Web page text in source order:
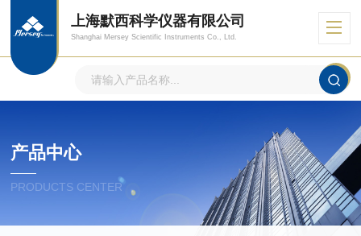
上海默西科学仪器有限公司
Shanghai Mersey Scientific Instruments Co., Ltd.
产品中心
PRODUCTS CENTER